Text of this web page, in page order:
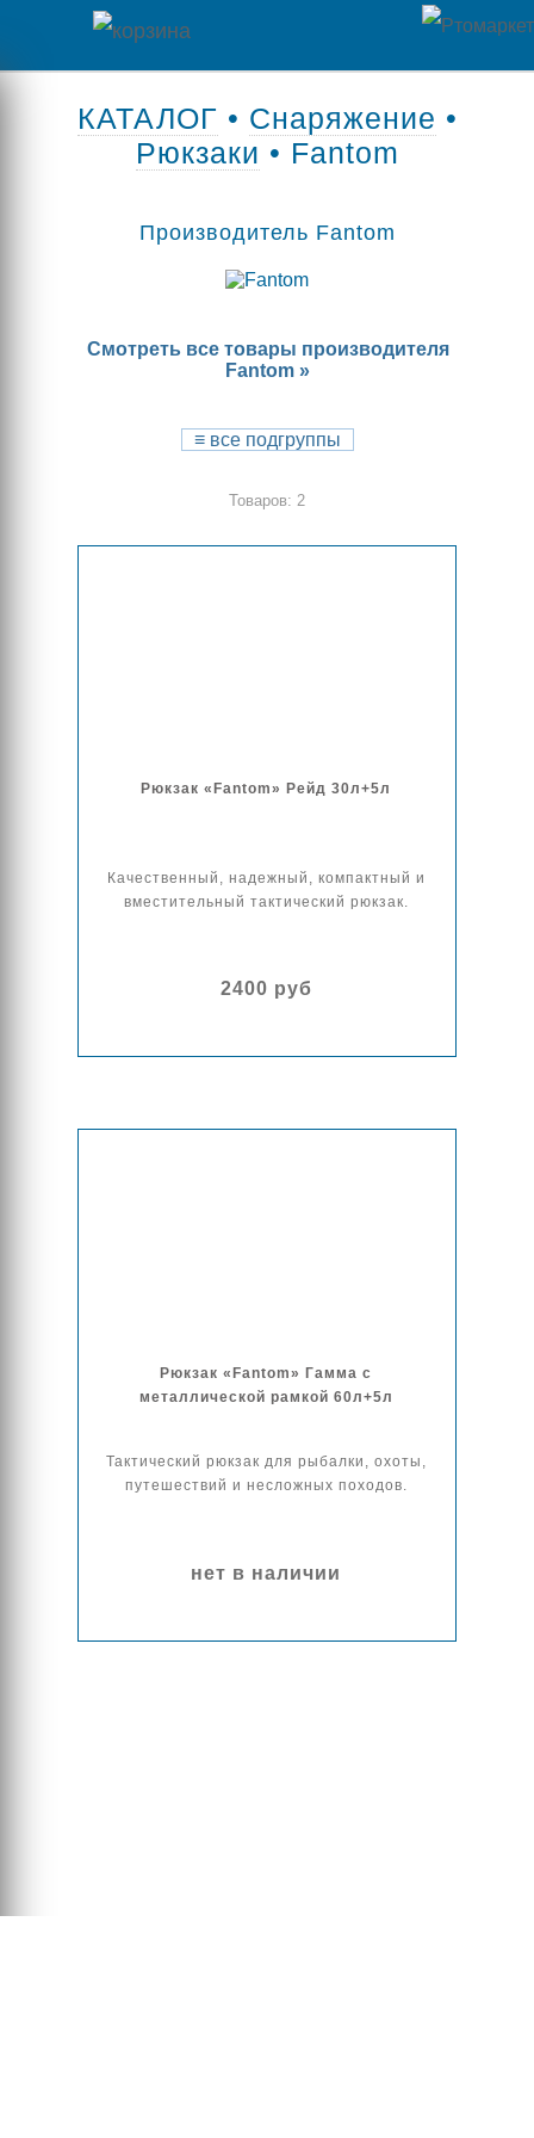
ГлавнаяКАТАЛОГ • Снаряжение •
Рюкзаки • Fantom
Производитель Fantom
Смотреть все товары производителя
Fantom »
≡все подгруппы
Товаров: 2
Рюкзак «Fantom» Рейд 30л+5л
Качественный, надежный, компактный и
вместительный тактический рюкзак.
2400 руб
Рюкзак «Fantom» Гамма с
металлической рамкой 60л+5л
Тактический рюкзак для рыбалки, охоты,
путешествий и несложных походов.
нет в наличии